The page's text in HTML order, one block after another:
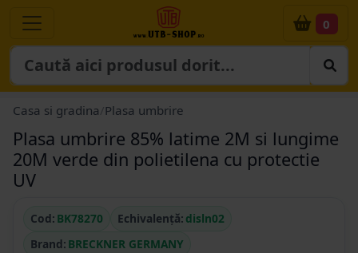
0
Casa si gradina Plasa umbrire
Plasa umbrire 85% latime 2M si lungime
20M verde din polietilena cu protectie
UV
Cod: BK78270 Echivalență: disln02
Brand: BRECKNER GERMANY